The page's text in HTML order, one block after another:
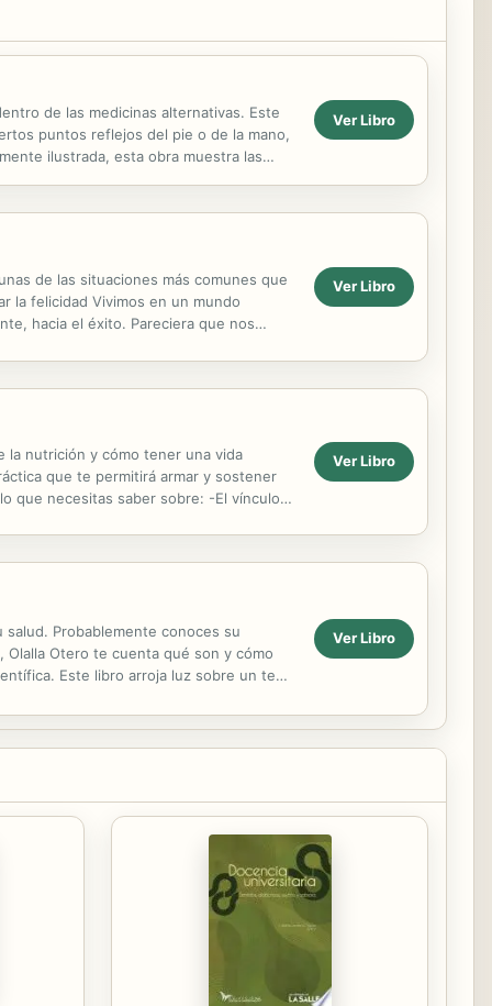
de las medicinas alternativas. Este
puntos reflejos del pie o de la mano,
ilustrada, esta obra muestra las
Ver Libro
de las situaciones más comunes que
la felicidad Vivimos en un mundo
hacia el éxito. Pareciera que nos
Ver Libro
la nutrición y cómo tener una vida
que te permitirá armar y sostener
que necesitas saber sobre: -El vínculo
Ver Libro
Probablemente conoces su
Otero te cuenta qué son y cómo
Este libro arroja luz sobre un tema
Ver Libro